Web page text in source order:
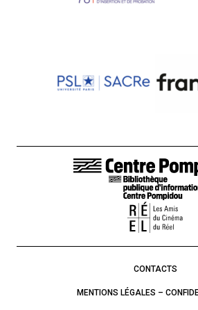
LIENS DE BAS DE
CONTACTS
MENTIONS LÉGALES –